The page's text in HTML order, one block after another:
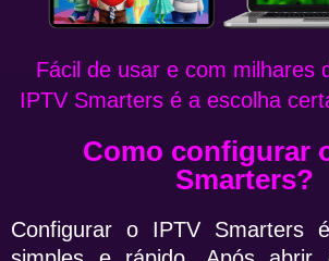
Fácil de usar e com milhares
IPTV Smarters é a escolha
Como configurar
Smarters?
Configurar o IPTV Smarters